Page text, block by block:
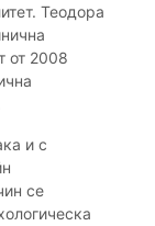
Теодора
от 2008
и с
се